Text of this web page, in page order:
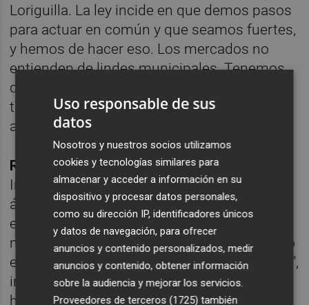
Loriguilla. La ley incide en que demos pasos
para actuar en común y que seamos fuertes,
y hemos de hacer eso. Los mercados no
entienden de lindes municipales. Tenemos
que explorar de forma conjunta lo que
tenemos, y lo que tenemos es el territorio",
afirmó.
Rafael Ibañez, Gerente del Polígono
Industrial RIBA3, destacó que "el análisis del
área industrial desde el área metropolitana
es fundamental". "Se habla mucho a nivel
municipal, cada municipio mira lo suyo, pero
es muy importante trabajar en esa dirección",
indicó. Además, el dirigente reclamó una
herramienta sobre emplazamientos. "Se
Uso responsable de sus
datos
Nosotros y nuestros socios utilizamos
cookies y tecnologías similares para
almacenar y acceder a información en su
dispositivo y procesar datos personales,
como su dirección IP, identificadores únicos
y datos de navegación, para ofrecer
anuncios y contenido personalizados, medir
anuncios y contenido, obtener información
sobre la audiencia y mejorar los servicios.
Proveedores de terceros (1725) también